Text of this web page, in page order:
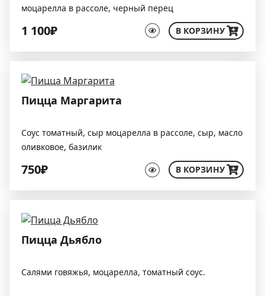
моцарелла в рассоле, черный перец
1 100₽ В КОРЗИНУ
Пицца Маргарита
Соус томатный, сыр моцарелла в рассоле, сыр, масло
оливковое, базилик
750₽ В КОРЗИНУ
Пицца Дьябло
Салями говяжья, моцарелла, томатный соус.